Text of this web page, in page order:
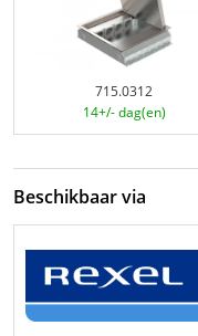
715.0312
14+/- dag(en)
Beschikbaar via